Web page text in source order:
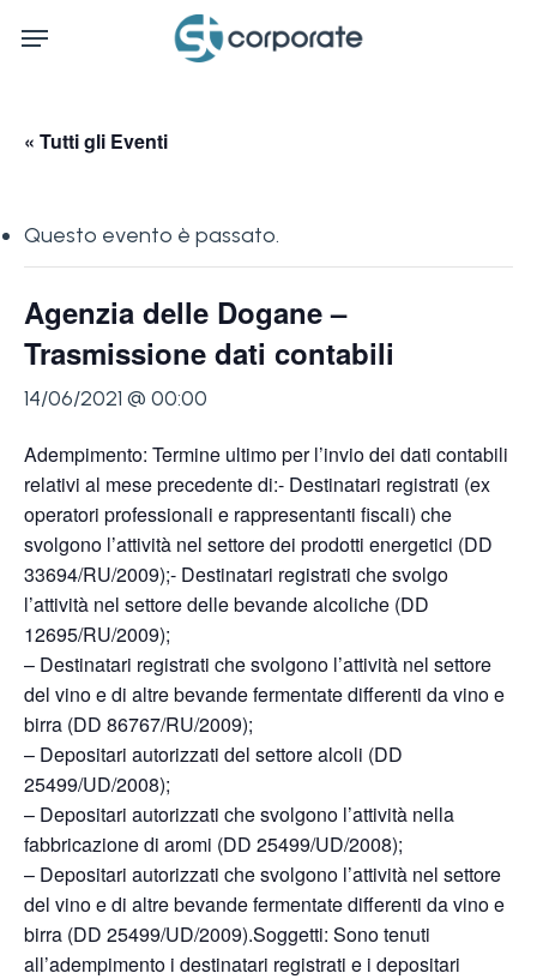
Menu
« Tutti gli Eventi
Questo evento è passato.
Agenzia delle Dogane –
Trasmissione dati contabili
14/06/2021 @ 00:00
Adempimento: Termine ultimo per l’invio dei dati contabili
relativi al mese precedente di:- Destinatari registrati (ex
operatori professionali e rappresentanti fiscali) che
svolgono l’attività nel settore dei prodotti energetici (DD
33694/RU/2009);- Destinatari registrati che svolgo
l’attività nel settore delle bevande alcoliche (DD
12695/RU/2009);
– Destinatari registrati che svolgono l’attività nel settore
del vino e di altre bevande fermentate differenti da vino e
birra (DD 86767/RU/2009);
– Depositari autorizzati del settore alcoli (DD
25499/UD/2008);
– Depositari autorizzati che svolgono l’attività nella
fabbricazione di aromi (DD 25499/UD/2008);
– Depositari autorizzati che svolgono l’attività nel settore
del vino e di altre bevande fermentate differenti da vino e
birra (DD 25499/UD/2009).Soggetti: Sono tenuti
all’adempimento i destinatari registrati e i depositari